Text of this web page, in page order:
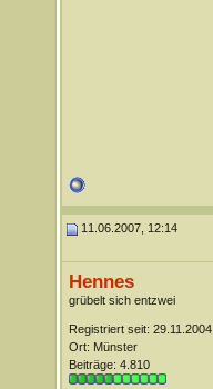
11.06.2007, 12:14
Hennes
grübelt sich entzwei
Registriert seit: 29.11.2004
Ort: Münster
Beiträge: 4.810